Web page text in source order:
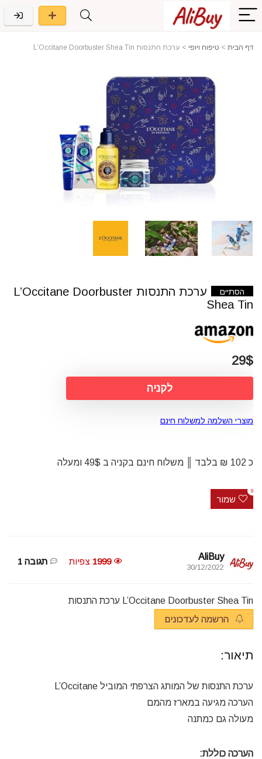
דף הבית > טיפוח ויופי > ערכת התנסות L’Occitane Doorbuster Shea Tin
הסתיים
ערכת התנסות L’Occitane Doorbuster
Shea Tin
29$
לקניה
מוצרי השלמה למשלוח חינם
כ 102 ₪ בלבד ║ משלוח חינם בקניה ב 49$ ומעלה
שמור
0
AliBuy
30/12/2022
1999 צפיות תגובה 1
L’Occitane Doorbuster Shea Tin ערכת התנסות
הרשמה לעדכונים
תיאור:
ערכת התנסות של המותג הצרפתי המוביל L’Occitane
הערכה מגיעה במארז מהמם
מעולה גם כמתנה
הערכה כוללת: